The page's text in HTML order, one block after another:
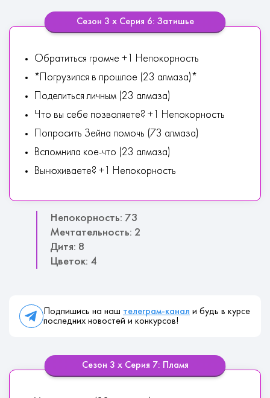
Сезон 3 х Серия 6: Затишье
Обратиться громче +1 Непокорность
*Погрузился в прошлое (23 алмаза)*
Поделиться личным (23 алмаза)
Что вы себе позволяете? +1 Непокорность
Попросить Зейна помочь (73 алмаза)
Вспомнила кое-что (23 алмаза)
Вынюхиваете? +1 Непокорность
Непокорность: 73
Мечтательность: 2
Дитя: 8
Цветок: 4
Подпишись на наш телеграм-канал и будь в курсе
последних новостей и конкурсов!
Сезон 3 х Серия 7: Пламя